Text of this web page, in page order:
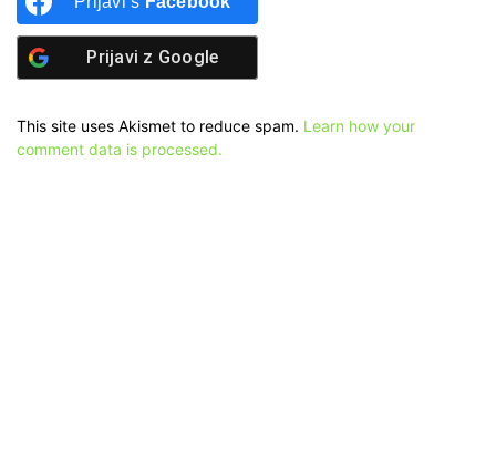
Prijavi z Google
This site uses Akismet to reduce spam. Learn how your
comment data is processed.